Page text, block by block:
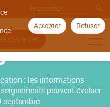
Accepter Refuser
Se connecter
: les informations
peuvent évoluer
septembre